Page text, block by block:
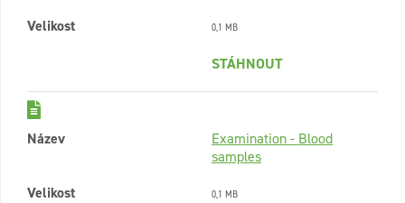
Velikost
0,1 MB
STÁHNOUT
Název
Examination - Blood
samples
Velikost
0,1 MB